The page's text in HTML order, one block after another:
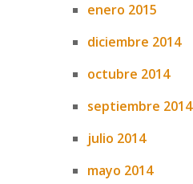
enero 2015
diciembre 2014
octubre 2014
septiembre 2014
julio 2014
mayo 2014